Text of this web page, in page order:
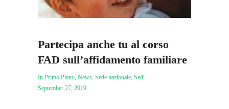
Partecipa anche tu al corso
FAD sull’affidamento familiare
In Primo Piano News Sede nazionale Sedi
September 27, 2019